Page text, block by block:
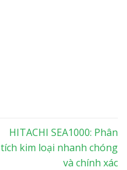
HITACHI SEA1000: Phân
tích kim loại nhanh chóng
và chính xác